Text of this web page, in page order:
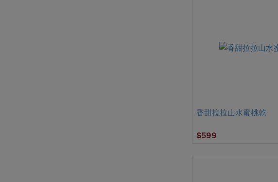
香甜拉拉山水蜜桃乾
$599